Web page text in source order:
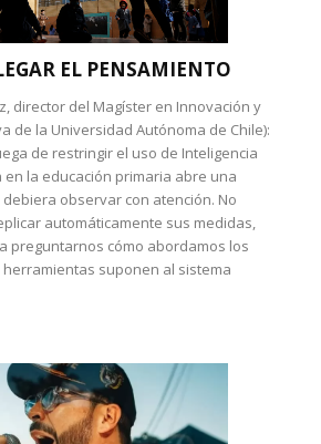
EL PENSAMIENTO
director del Magíster en Innovación y
de la Universidad Autónoma de Chile):
de restringir el uso de Inteligencia
la educación primaria abre una
observar con atención. No
automáticamente sus medidas,
preguntarnos cómo abordamos los
suponen al sistema